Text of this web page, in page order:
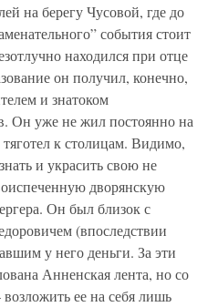
на берегу Чусовой, где до
события стоит
находился при отце
он получил, конечно,
и знатоком
Он уже не жил постоянно на
тяготел к столицам. Видимо,
и украсить свою не
дворянскую
Он был близок с
(впоследствии
у него деньги. За эти
Анненская лента, но со
ее на себя лишь